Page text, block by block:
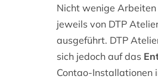
Nicht wenige
jeweils von DTP
ausgeführt. DTP
sich jedoch auf das
Contao-Installationen